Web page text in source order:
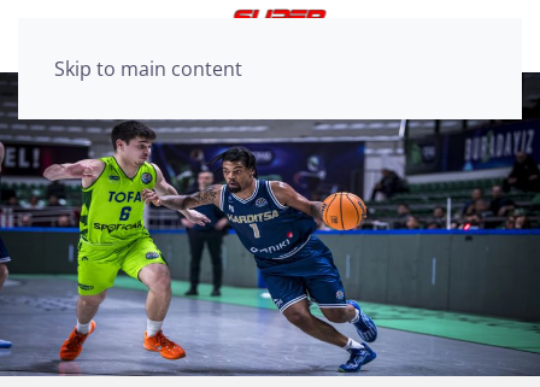
Skip to main content